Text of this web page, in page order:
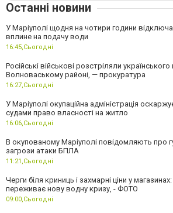
Останні новини
У Маріуполі щодня на чотири години
вплине на подачу води
16:45,Сьогодні
Російські військові розстріляли
Волноваському районі, — прокуратура
16:27,Сьогодні
У Маріуполі окупаційна адміністрація
судами право власності на житло
16:06,Сьогодні
В окупованому Маріуполі повідомляють про
загрози атаки БПЛА
11:21,Сьогодні
Черги біля криниць і захмарні ціни у
переживає нову водну кризу, - ФОТО
09:00,Сьогодні